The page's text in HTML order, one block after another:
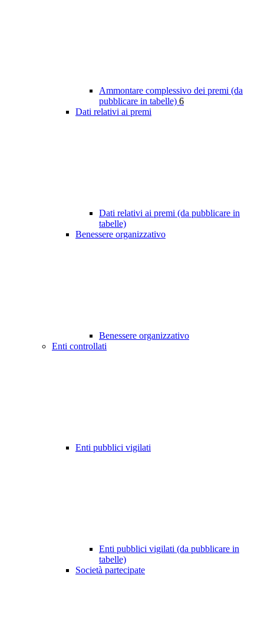
Ammontare complessivo dei premi (da
pubblicare in tabelle) 6
Dati relativi ai premi
Dati relativi ai premi (da pubblicare in
tabelle)
Benessere organizzativo
Benessere organizzativo
Enti controllati
Enti pubblici vigilati
Enti pubblici vigilati (da pubblicare in
tabelle)
Società partecipate